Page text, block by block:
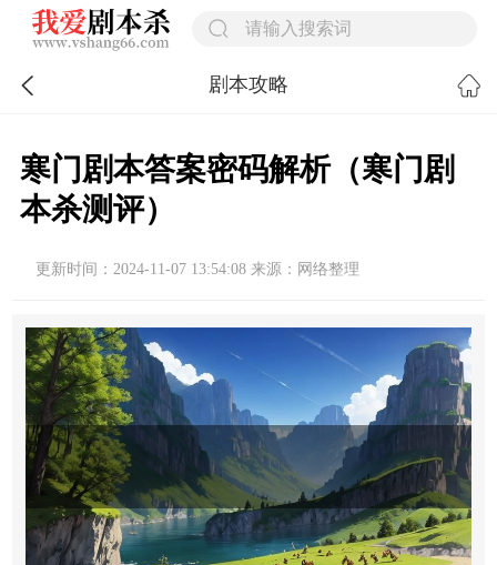
剧本攻略
寒门剧本答案密码解析（寒门剧
本杀测评）
更新时间：2024-11-07 13:54:08 来源：网络整理